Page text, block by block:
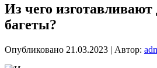
Из чего
багеты?
Опубликовано 21.03.2023 | Автор: